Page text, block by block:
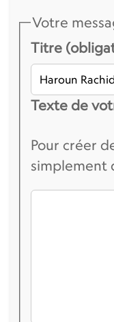
Votre
Titre
Texte de
Pour créer
simplement